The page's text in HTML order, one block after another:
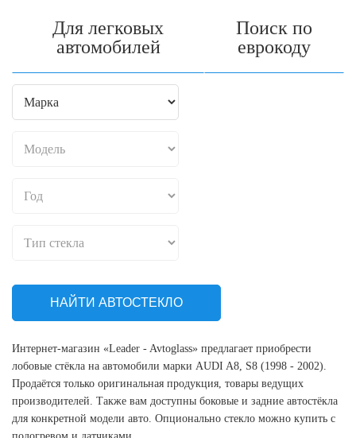
Для легковых
автомобилей
Поиск по
еврокоду
НАЙТИ АВТОСТЕКЛО
Интернет-магазин «Leader - Avtoglass» предлагает приобрести
лобовые стёкла на автомобили марки AUDI A8, S8 (1998 - 2002).
Продаётся только оригинальная продукция, товары ведущих
производителей. Также вам доступны боковые и задние автостёкла
для конкретной модели авто. Опционально стекло можно купить с